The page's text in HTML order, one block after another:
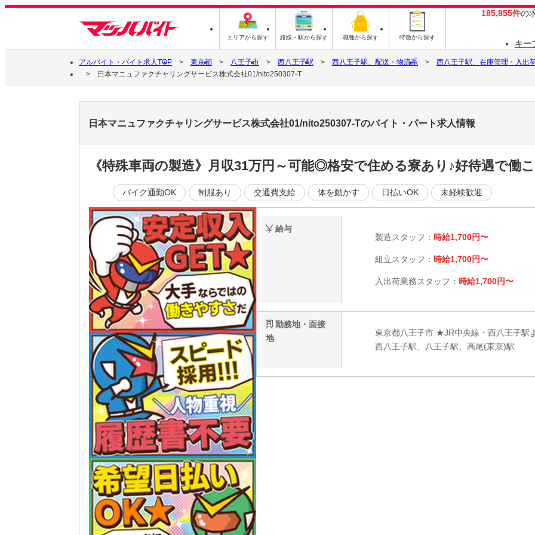
エリアから探す 路線・駅から探す 職種から探す 特徴から探す
185,855件の
キー
アルバイト・バイト求人TOP 東京都 八王子市 西八王子駅 西八王子駅、配送・物流系
西八王子駅、在庫管理・入出
日本マニュファクチャリングサービス株式会社01/nito250307-T
日本マニュファクチャリングサービス株式会社01/nito250307-Tのバイト・パート求人情報
《特殊車両の製造》月収31万円～可能◎格安で住める寮あり♪好待遇で働
バイク通勤OK 制服あり 交通費支給 体を動かす 日払いOK 未経験歓迎
給与
製造スタッフ： 時給1,700円〜
組立スタッフ： 時給1,700円〜
入出荷業務スタッフ： 時給1,700円〜
勤務地・面接
地
東京都八王子市 ★JR中央線・西八王子駅
西八王子駅、八王子駅、高尾(東京)駅